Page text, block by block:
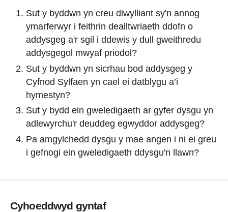
Sut y byddwn yn creu diwylliant sy'n annog
ymarferwyr i feithrin dealltwriaeth ddofn o
addysgeg a'r sgil i ddewis y dull gweithredu
addysgegol mwyaf priodol?
Sut y byddwn yn sicrhau bod addysgeg y
Cyfnod Sylfaen yn cael ei datblygu a’i
hymestyn?
Sut y bydd ein gweledigaeth ar gyfer dysgu yn
adlewyrchu'r deuddeg egwyddor addysgeg?
Pa amgylchedd dysgu y mae angen i ni ei greu
i gefnogi ein gweledigaeth ddysgu'n llawn?
Cyhoeddwyd gyntaf